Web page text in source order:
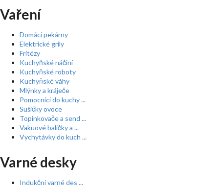
Vaření
Domácí pekárny
Elektrické grily
Fritézy
Kuchyňské náčiní
Kuchyňské roboty
Kuchyňské váhy
Mlýnky a kráječe
Pomocníci do kuchy ...
Sušičky ovoce
Topinkovače a send ...
Vakuové baličky a ...
Vychytávky do kuch ...
Varné desky
Indukční varné des ...